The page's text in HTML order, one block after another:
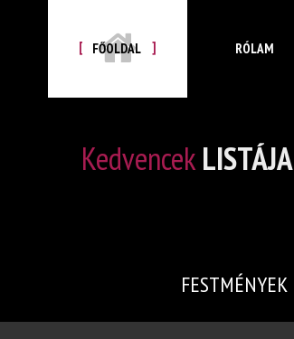
FŐOLDAL RÓLAM
KedvencekLISTÁJA
FESTMÉNYEK